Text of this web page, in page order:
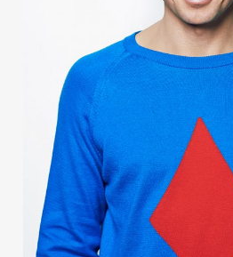
Publicidad
Contacto
© 2015-2022 UMOMAG. PROPIEDAD
DERECHOS